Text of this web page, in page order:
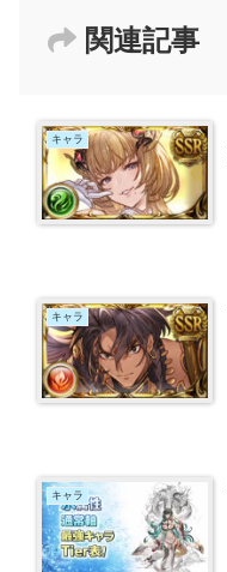
関連記事
キャラ
キャラ
キャラ